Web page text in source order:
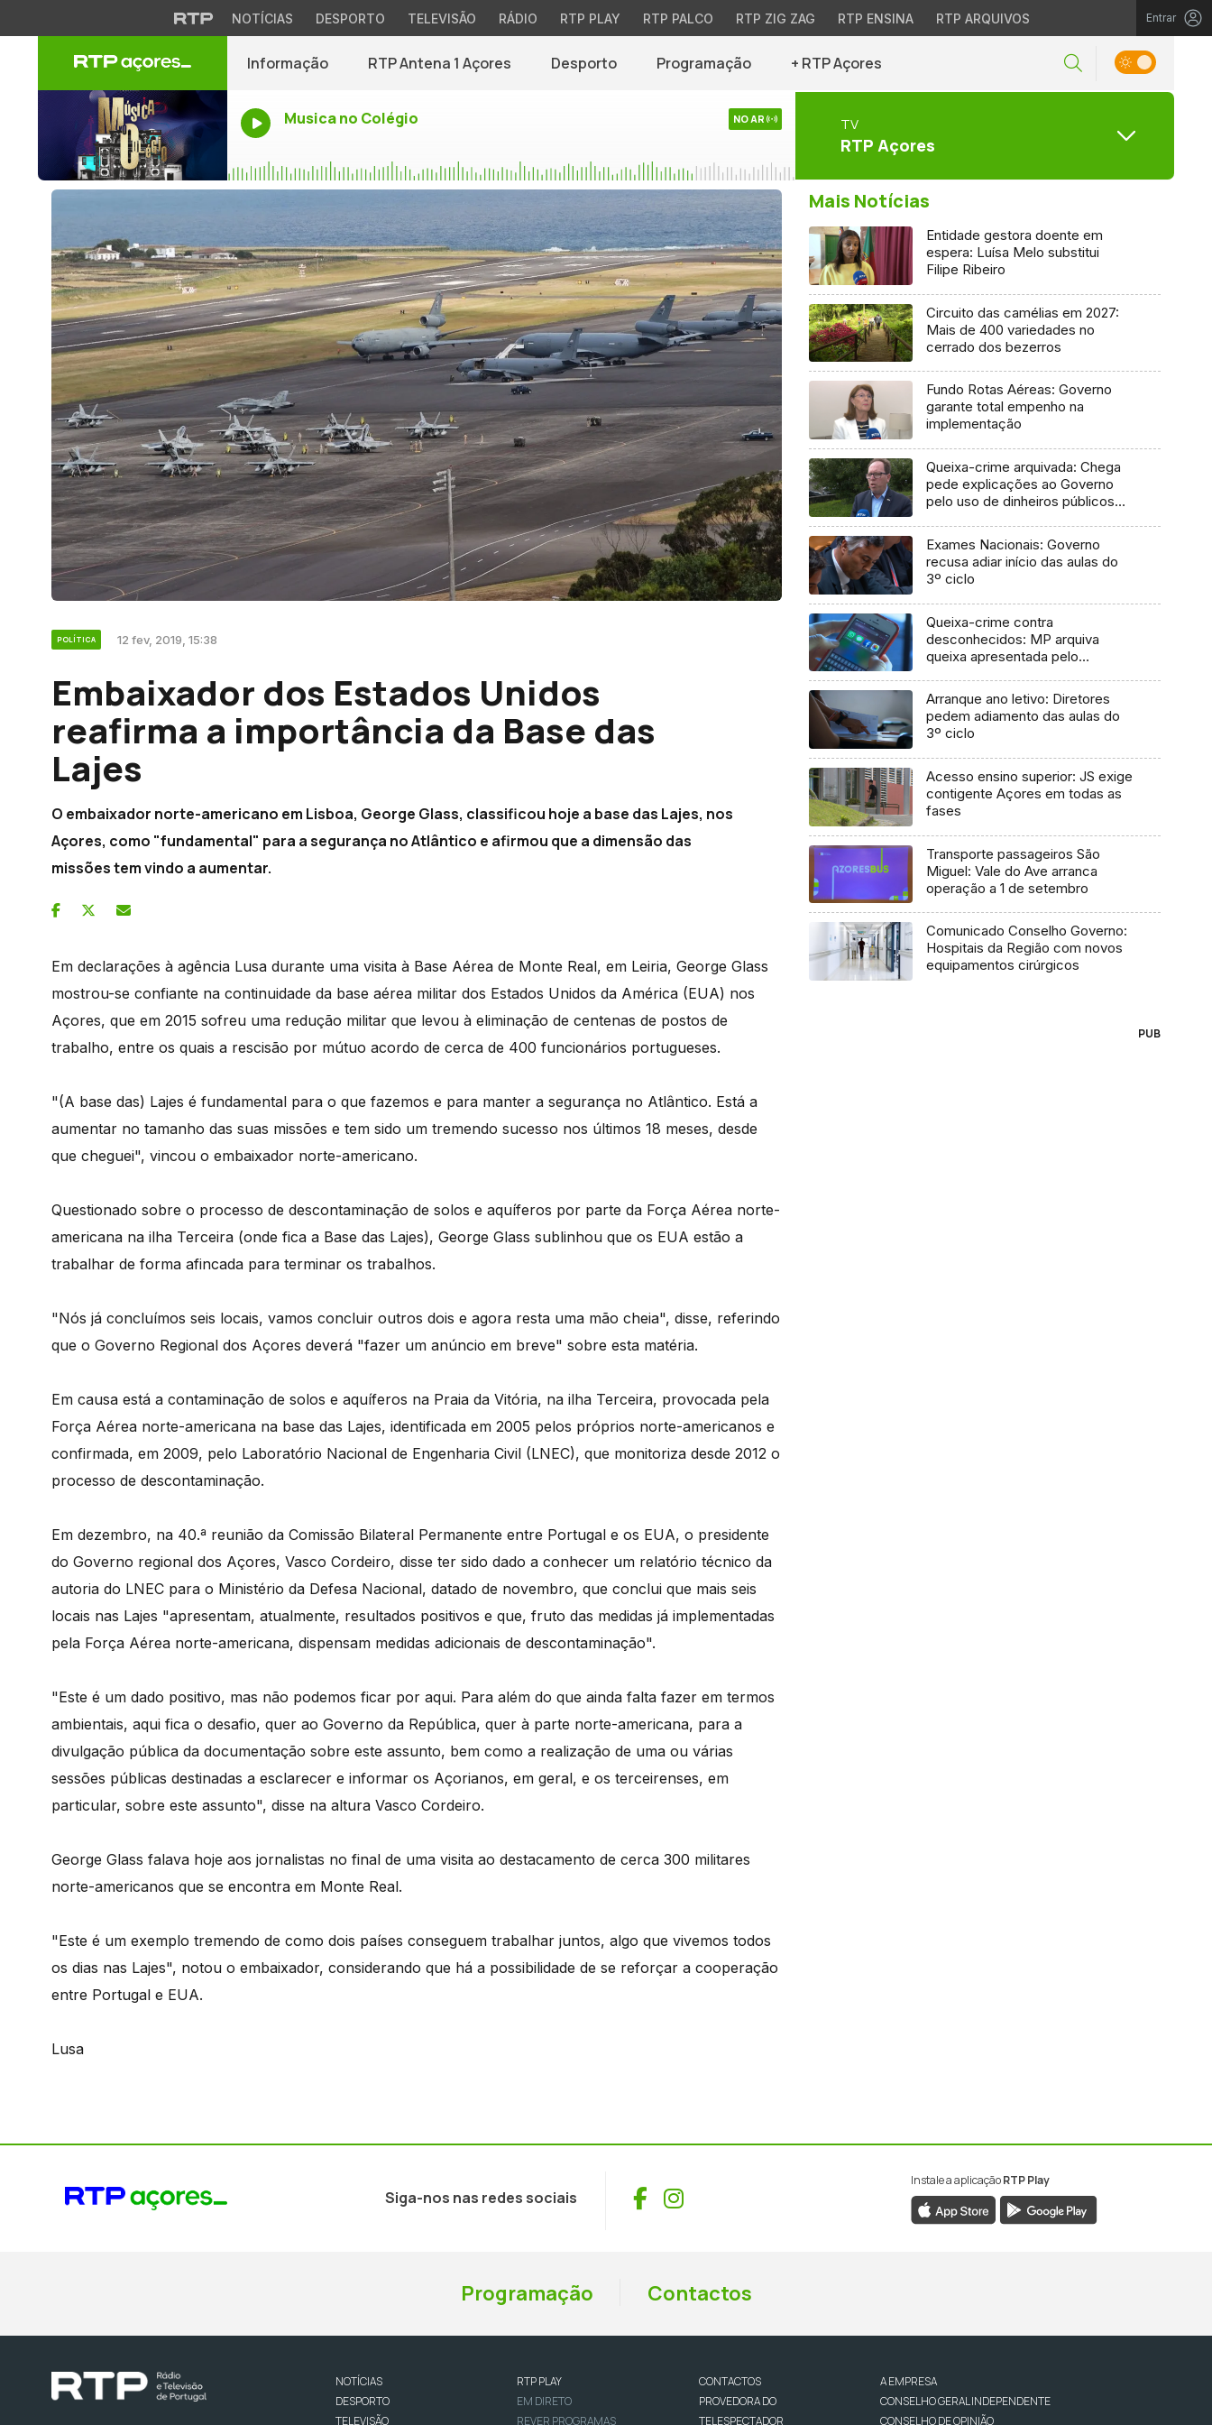
NOTÍCIAS DESPORTO TELEVISÃO RÁDIO RTP PLAY RTP PALCO RTP ZIG ZAG RTP ENSINA RTP ARQUIVOS Entrar
Informação RTP Antena 1 Açores Desporto Programação + RTP Açores
Musica no Colégio NO AR TV
RTP Açores
POLÍTICA 12 fev, 2019, 15:38
Embaixador dos Estados Unidos
reafirma a importância da Base das
Lajes
O embaixador norte-americano em Lisboa, George Glass, classificou hoje a base das Lajes, nos
Açores, como "fundamental" para a segurança no Atlântico e afirmou que a dimensão das
missões tem vindo a aumentar.
Em declarações à agência Lusa durante uma visita à Base Aérea de Monte Real, em Leiria, George Glass
mostrou-se confiante na continuidade da base aérea militar dos Estados Unidos da América (EUA) nos
Açores, que em 2015 sofreu uma redução militar que levou à eliminação de centenas de postos de
trabalho, entre os quais a rescisão por mútuo acordo de cerca de 400 funcionários portugueses.
"(A base das) Lajes é fundamental para o que fazemos e para manter a segurança no Atlântico. Está a
aumentar no tamanho das suas missões e tem sido um tremendo sucesso nos últimos 18 meses, desde
que cheguei", vincou o embaixador norte-americano.
Questionado sobre o processo de descontaminação de solos e aquíferos por parte da Força Aérea norte-
americana na ilha Terceira (onde fica a Base das Lajes), George Glass sublinhou que os EUA estão a
trabalhar de forma afincada para terminar os trabalhos.
"Nós já concluímos seis locais, vamos concluir outros dois e agora resta uma mão cheia", disse, referindo
que o Governo Regional dos Açores deverá "fazer um anúncio em breve" sobre esta matéria.
Em causa está a contaminação de solos e aquíferos na Praia da Vitória, na ilha Terceira, provocada pela
Força Aérea norte-americana na base das Lajes, identificada em 2005 pelos próprios norte-americanos e
confirmada, em 2009, pelo Laboratório Nacional de Engenharia Civil (LNEC), que monitoriza desde 2012 o
processo de descontaminação.
Em dezembro, na 40.ª reunião da Comissão Bilateral Permanente entre Portugal e os EUA, o presidente
do Governo regional dos Açores, Vasco Cordeiro, disse ter sido dado a conhecer um relatório técnico da
autoria do LNEC para o Ministério da Defesa Nacional, datado de novembro, que conclui que mais seis
locais nas Lajes "apresentam, atualmente, resultados positivos e que, fruto das medidas já implementadas
pela Força Aérea norte-americana, dispensam medidas adicionais de descontaminação".
"Este é um dado positivo, mas não podemos ficar por aqui. Para além do que ainda falta fazer em termos
ambientais, aqui fica o desafio, quer ao Governo da República, quer à parte norte-americana, para a
divulgação pública da documentação sobre este assunto, bem como a realização de uma ou várias
sessões públicas destinadas a esclarecer e informar os Açorianos, em geral, e os terceirenses, em
particular, sobre este assunto", disse na altura Vasco Cordeiro.
George Glass falava hoje aos jornalistas no final de uma visita ao destacamento de cerca 300 militares
norte-americanos que se encontra em Monte Real.
"Este é um exemplo tremendo de como dois países conseguem trabalhar juntos, algo que vivemos todos
os dias nas Lajes", notou o embaixador, considerando que há a possibilidade de se reforçar a cooperação
entre Portugal e EUA.
Lusa
Mais Notícias
Entidade gestora doente em
espera: Luísa Melo substitui
Filipe Ribeiro
Circuito das camélias em 2027:
Mais de 400 variedades no
cerrado dos bezerros
Fundo Rotas Aéreas: Governo
garante total empenho na
implementação
Queixa-crime arquivada: Chega
pede explicações ao Governo
pelo uso de dinheiros públicos
Exames Nacionais: Governo
recusa adiar início das aulas do
3º ciclo
Queixa-crime contra
desconhecidos: MP arquiva
queixa apresentada pelo
Arranque ano letivo: Diretores
pedem adiamento das aulas do
3º ciclo
Acesso ensino superior: JS exige
contigente Açores em todas as
fases
Transporte passageiros São
Miguel: Vale do Ave arranca
operação a 1 de setembro
Comunicado Conselho Governo:
Hospitais da Região com novos
equipamentos cirúrgicos
PUB
Siga-nos nas redes sociais Facebook
Instagram
Instale a aplicaçãoRTP Play
Programação Contactos
NOTÍCIAS
DESPORTO
TELEVISÃO
RTP PLAY
EM DIRETO
REVER PROGRAMAS
CONTACTOS
PROVEDORA DO
TELESPECTADOR
A EMPRESA
CONSELHO GERAL INDEPENDENTE
CONSELHO DE OPINIÃO